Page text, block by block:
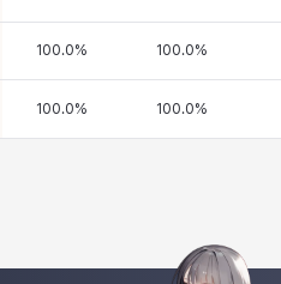
100.0% 100.0%
100.0% 100.0%